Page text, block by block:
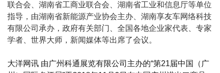
联合会、湖南省工商业联合会、湖南省工业和信息厅等单位
指导，由湖南省新能源产业协会主办、湖南享友车网络科技
有限公司承办，政府有关部门、全国各地企业家代表、专家
学者、世界大师，新闻媒体等出席了会议。
大洋网讯 由广州科通展览有限公司主办的“第21届中国（广